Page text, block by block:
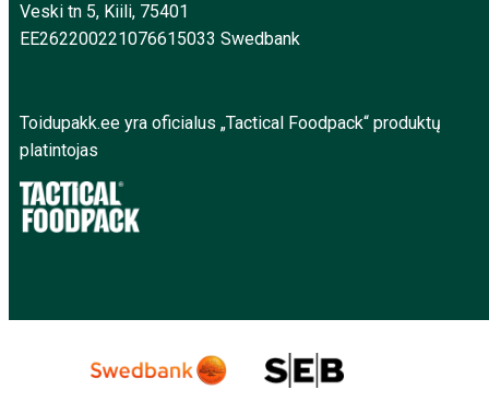
Veski tn 5, Kiili, 75401
EE262200221076615033 Swedbank
Toidupakk.ee yra oficialus „Tactical Foodpack“ produktų
platintojas